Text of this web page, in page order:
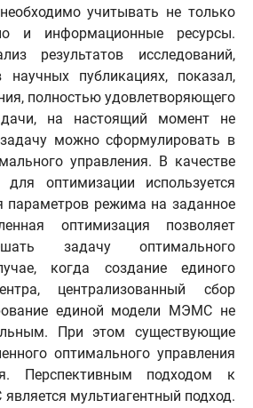
учитывать не только
и информационные ресурсы.
результатов исследований,
научных публикациях, показал,
полностью удовлетворяющего
на настоящий момент не
можно сформулировать в
управления. В качестве
оптимизации используется
параметров режима на заданное
оптимизация позволяет
задачу оптимального
когда создание единого
централизованный сбор
единой модели МЭМС не
При этом существующие
оптимального управления
Перспективным подходом к
мультиагентный подход.